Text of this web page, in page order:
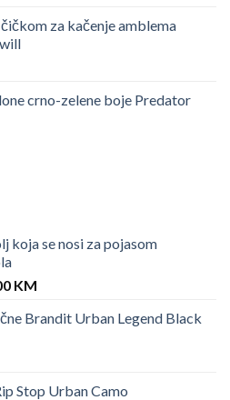
za kačenje amblema
crno-zelene boje Predator
koja se nosi za pojasom
KMCurrent
is:
Brandit Urban Legend Black
Stop Urban Camo